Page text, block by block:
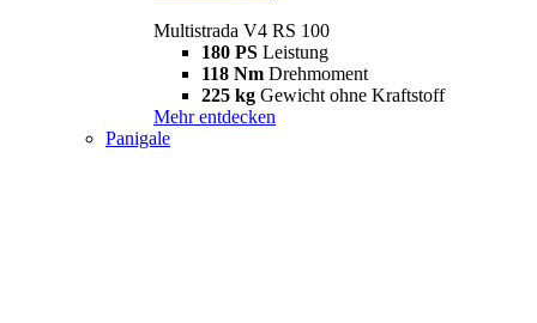
Multistrada V4 RS 100
180 PS Leistung
118 Nm Drehmoment
225 kg Gewicht ohne Kraftstoff
Mehr entdecken
Panigale